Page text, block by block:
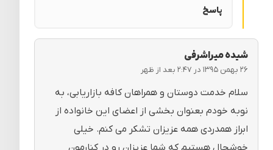
پاسخ
شیده میراشرفی
۲۶ بهمن ۱۳۹۵ در ۲:۴۷ بعد از ظهر
سلام خدمت دوستان و همراهان کافه بازاریابی، به
نوبه خودم بعنوان بخشی از اعضای این خانواده از
ابراز همدردی همه عزیزان تشکر می کنم. خیلی